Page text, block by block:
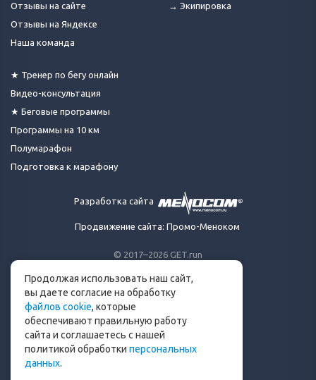
© 2017–2026 GET.run
Сделано с ❤ бегунами
для бегунов
Телеграм-канал Get.run
Беговой чат в Телеграм
info@get.run
Отзывы на сайте
Отзывы на Яндексе
Наша команда
★ Тренер по бегу онлайн
Видео-консультация
★ Беговые программы
Программы на 10 км
Полумарафон
Подготовка к марафону
→ Экипировка
Разработка сайта
Продвижение сайта: Промо-Меноком
Продолжая использовать наш сайт,
вы даете согласие на обработку
файлов cookie, которые
обеспечивают правильную работу
сайта и соглашаетесь с нашей
политикой обработки персональных
данных.